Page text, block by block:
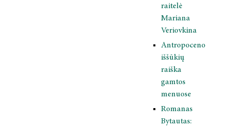
raitelė
Mariana
Veriovkina
Antropoceno
iššūkių
raiška
gamtos
menuose
Romanas
Bytautas: